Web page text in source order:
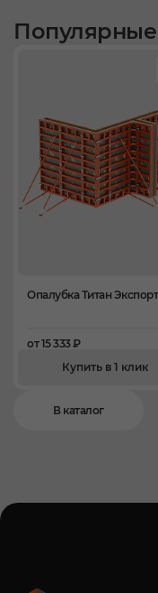
В каталог
Опалубка Титан Экспорт
от 15 333 ₽
Купить в 1 клик